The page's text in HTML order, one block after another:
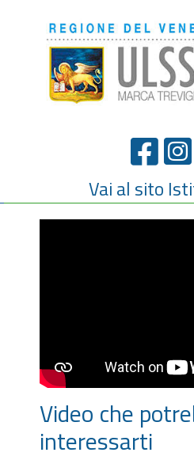
Vai al sito
Video che
interessarti